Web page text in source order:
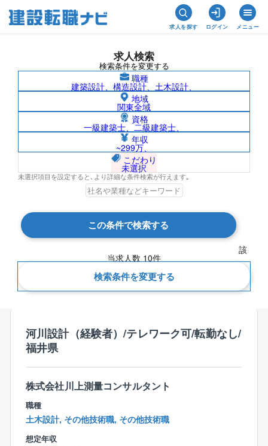
求人を探す ログイン メニュー
求人検索
検索条件を変更する
職種
建築設計、構造設計、土木設計、
地域
関東全域
資格
一級建築士、二級建築士、
年収
~299万、
こだわり
未選択
未選択項目を設定すると､より詳細な条件検索が行えます｡
この条件で検索する
該
当求人数 10件
検索条件を変更する
株式会社川上測量コンサルタントの求人
検索結果一覧
新着順
河川設計（経験者）/テレワーク可/転勤なし/
福井県
株式会社川上測量コンサルタント
職種
土木設計, その他技術職, その他技術職
想定年収